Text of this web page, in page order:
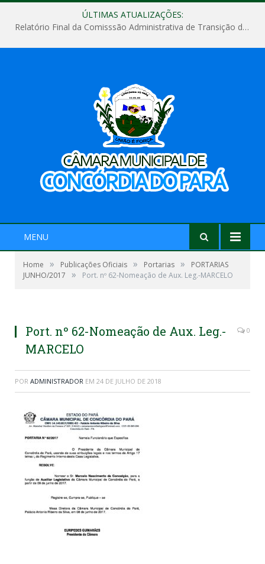
ÚLTIMAS ATUALIZAÇÕES:
Relatório Final da Comisssão Administrativa de Transição de Mandato do Poder Legislativo do Município de Concórdia do Pará
MENU
Home » Publicações Oficiais » Portarias »
PORTARIAS
JUNHO/2017
» Port. nº 62-Nomeação de Aux. Leg.-MARCELO
Port. nº 62-Nomeação de Aux. Leg.-
MARCELO
0
POR ADMINISTRADOR EM 24 DE JULHO DE 2018